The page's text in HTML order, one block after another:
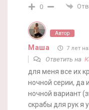
0
Автор
Маша 7 лет
Ответить на
для меня все их
ночной серии, да
ночной вариант
скрабы для рук я